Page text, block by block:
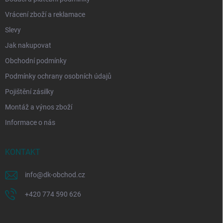
Vrácení zboží a reklamace
Slevy
Jak nakupovat
Obchodní podmínky
Podmínky ochrany osobních údajů
Pojištění zásilky
Montáž a výnos zboží
Informace o nás
KONTAKT
info@dk-obchod.cz
+420 774 590 626